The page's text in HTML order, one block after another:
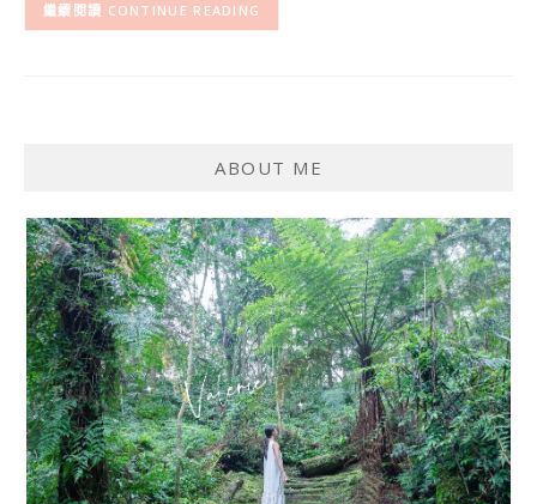
CONTINUE READING
ABOUT ME